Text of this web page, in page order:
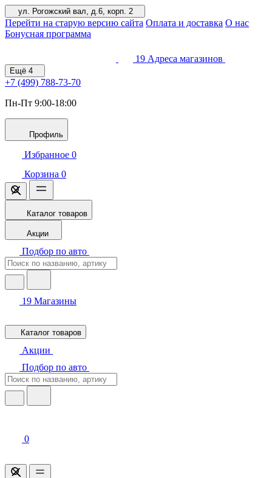
ул. Рогожский вал, д.6, корп. 2
Перейти на старую версию сайта Оплата и доставка О нас
Бонусная программа
19 Адреса магазинов
Ещё 4
+7 (499) 788-73-70
Пн-Пт 9:00-18:00
Профиль
Избранное 0
Корзина 0
Каталог товаров
Акции
Подбор по авто
19 Магазины
Каталог товаров
Акции
Подбор по авто
0